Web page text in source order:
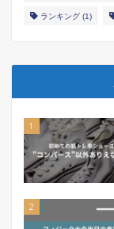
ランキング (1)
1
2